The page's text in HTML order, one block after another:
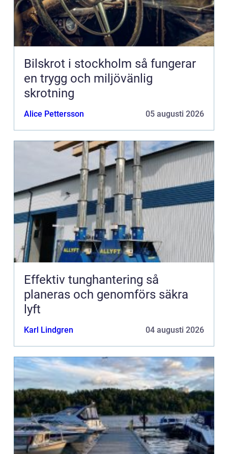
Bilskrot i stockholm så fungerar
en trygg och miljövänlig
skrotning
Alice Pettersson 05 augusti 2026
Effektiv tunghantering så
planeras och genomförs säkra
lyft
Karl Lindgren 04 augusti 2026